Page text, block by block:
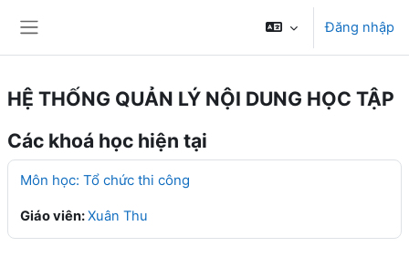
Đăng nhập
HỆ THỐNG QUẢN LÝ NỘI DUNG HỌC TẬP
Các khoá học hiện tại
Môn học: Tổ chức thi công
Giáo viên:Xuân Thu